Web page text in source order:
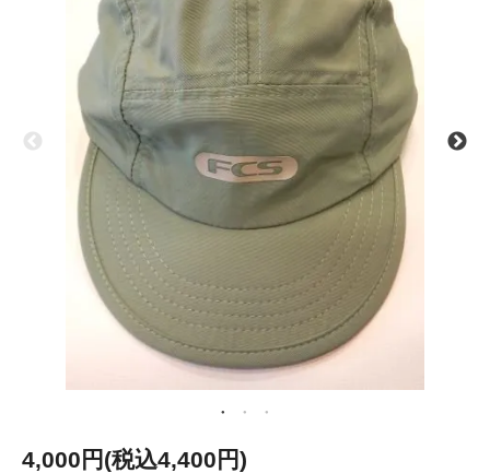
4,000円(税込4,400円)